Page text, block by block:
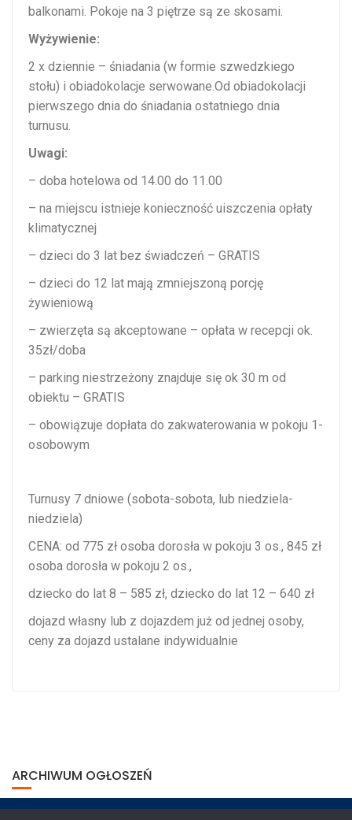
balkonami. Pokoje na 3 piętrze są ze skosami.
Wyżywienie:
2 x dziennie – śniadania (w formie szwedzkiego
stołu) i obiadokolacje serwowane.Od obiadokolacji
pierwszego dnia do śniadania ostatniego dnia
turnusu.
Uwagi:
– doba hotelowa od 14.00 do 11.00
– na miejscu istnieje konieczność uiszczenia opłaty
klimatycznej
– dzieci do 3 lat bez świadczeń – GRATIS
– dzieci do 12 lat mają zmniejszoną porcję
żywieniową
– zwierzęta są akceptowane – opłata w recepcji ok.
35zł/doba
– parking niestrzeżony znajduje się ok 30 m od
obiektu – GRATIS
– obowiązuje dopłata do zakwaterowania w pokoju 1-
osobowym
Turnusy 7 dniowe (sobota-sobota, lub niedziela-
niedziela)
CENA: od 775 zł osoba dorosła w pokoju 3 os., 845 zł
osoba dorosła w pokoju 2 os.,
dziecko do lat 8 – 585 zł, dziecko do lat 12 – 640 zł
dojazd własny lub z dojazdem już od jednej osoby,
ceny za dojazd ustalane indywidualnie
ARCHIWUM OGŁOSZEŃ